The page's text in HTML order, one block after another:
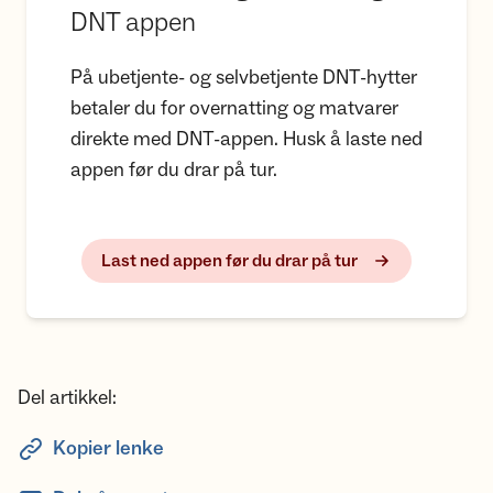
DNT appen
På ubetjente- og selvbetjente DNT-hytter
betaler du for overnatting og matvarer
direkte med DNT-appen. Husk å laste ned
appen før du drar på tur.
Last ned appen før du drar på tur
Del artikkel:
Kopier lenke